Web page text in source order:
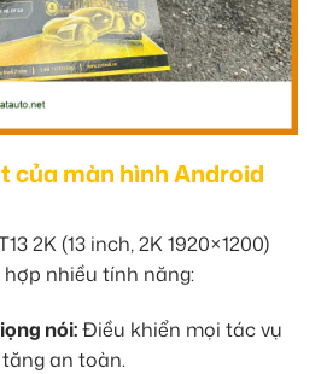
của màn hình Android
2K (13 inch, 2K 1920×1200)
nhiều tính năng:
nói:Điều khiển mọi tác vụ
an toàn.